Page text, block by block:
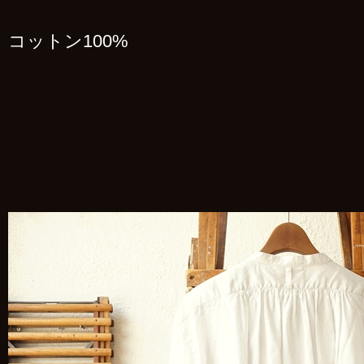
コットン100%